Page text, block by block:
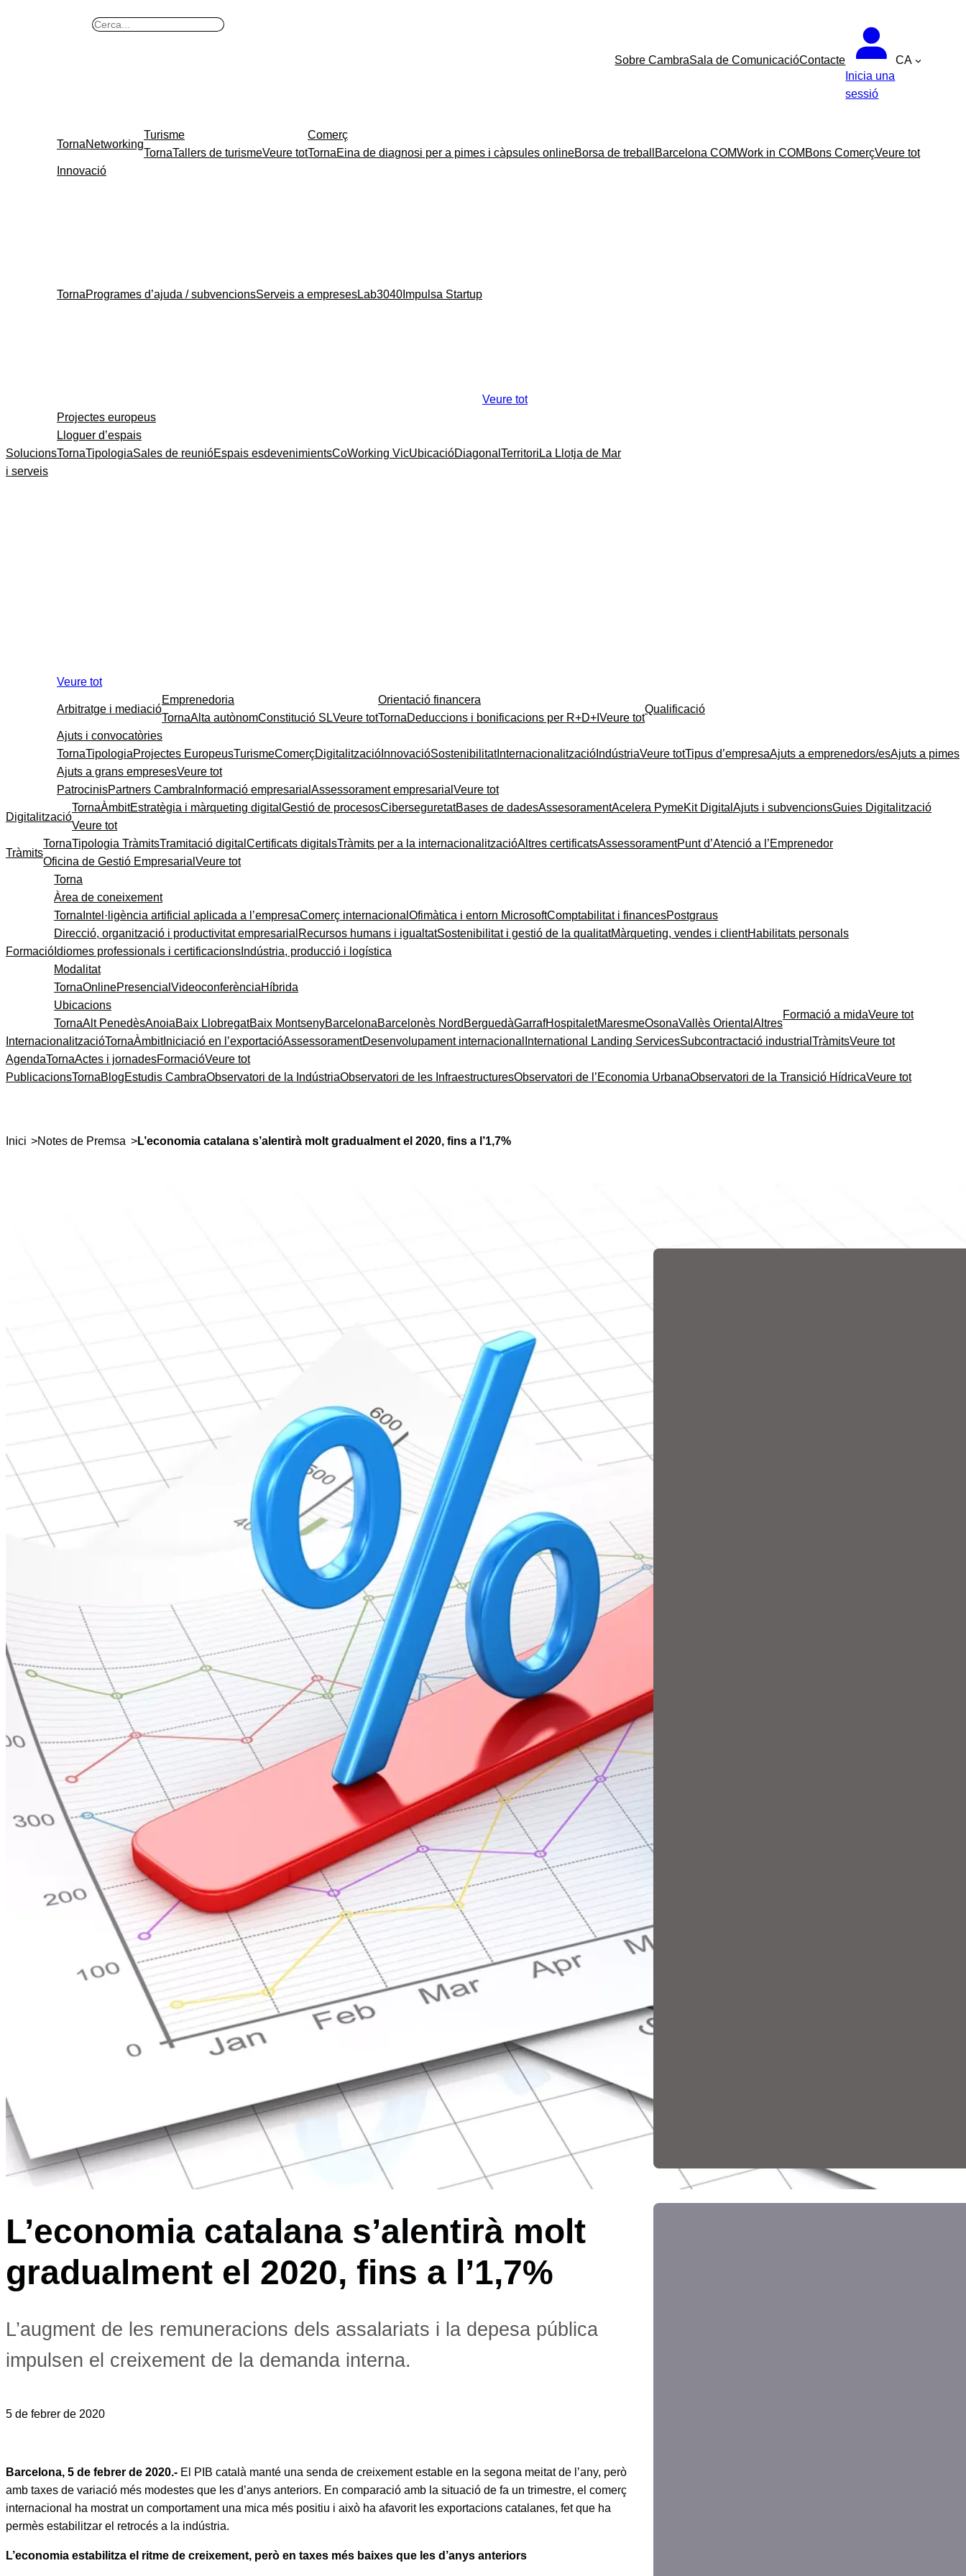
B
Sobre CambraSala de ComunicacióContacte
Inicia una
sessió
CA
Solucions
i serveis
TornaNetworking
Turisme
TornaTallers de turismeVeure tot
Comerç
TornaEina de diagnosi per a pimes i càpsules onlineBorsa de treball Barcelona COMWork in COM Bons ComerçVeure tot
Innovació
TornaProgrames d’ajuda / subvencionsServeis a empresesLab3040 Impulsa Startup
Veure tot
Projectes europeus
Lloguer d’espais
TornaTipologiaSales de reunióEspais esdevenimientsCoWorking VicUbicacióDiagonal TerritoriLa Llotja de Mar
Veure tot
Arbitratge i mediació
Emprenedoria
TornaAlta autònomConstitució SLVeure tot
Orientació financera
TornaDeduccions i bonificacions per R+D+I Veure tot
Qualificació
Ajuts i convocatòries
TornaTipologiaProjectes EuropeusTurismeComerçDigitalització InnovacióSostenibilitatInternacionalització IndústriaVeure totTipus d’empresaAjuts a emprenedors/esAjuts a pimes
Ajuts a grans empresesVeure tot
PatrocinisPartners Cambra Informació empresarial Assessorament empresarial Veure tot
Digitalització
TornaÀmbitEstratègia i màrqueting digital Gestió de procesosCiberseguretatBases de dadesAssesoramentAcelera PymeKit Digital Ajuts i subvencionsGuies Digitalització
Veure tot
Tràmits
TornaTipologia TràmitsTramitació digital Certificats digitalsTràmits per a la internacionalitzacióAltres certificatsAssessoramentPunt d’Atenció a l’Emprenedor
Oficina de Gestió Empresarial Veure tot
Formació
Torna
Àrea de coneixement
Torna Intel·ligència artificial aplicada a l’empresaComerç internacional Ofimàtica i entorn MicrosoftComptabilitat i financesPostgraus
Direcció, organització i productivitat empresarial Recursos humans i igualtatSostenibilitat i gestió de la qualitatMàrqueting, vendes i clientHabilitats personals
Idiomes professionals i certificacions Indústria, producció i logística
Modalitat
TornaOnlinePresencial VideoconferènciaHíbrida
Ubicacions
TornaAlt PenedèsAnoiaBaix LlobregatBaix MontsenyBarcelonaBarcelonès Nord BerguedàGarrafHospitaletMaresmeOsonaVallès Oriental Altres
Formació a midaVeure tot
InternacionalitzacióTornaÀmbitIniciació en l’exportacióAssessoramentDesenvolupament internacional International Landing ServicesSubcontractació industrial TràmitsVeure tot
AgendaTornaActes i jornadesFormacióVeure tot
PublicacionsTornaBlogEstudis CambraObservatori de la IndústriaObservatori de les InfraestructuresObservatori de l’Economia UrbanaObservatori de la Transició HídricaVeure tot
Inici >Notes de Premsa >L’economia catalana s’alentirà molt gradualment el 2020, fins a l’1,7%
L’economia catalana s’alentirà molt
gradualment el 2020, fins a l’1,7%
L’augment de les remuneracions dels assalariats i la depesa pública
impulsen el creixement de la demanda interna.
5 de febrer de 2020
Barcelona, 5 de febrer de 2020.- El PIB català manté una senda de creixement estable en la segona meitat de l’any, però
amb taxes de variació més modestes que les d’anys anteriors. En comparació amb la situació de fa un trimestre, el comerç
internacional ha mostrat un comportament una mica més positiu i això ha afavorit les exportacions catalanes, fet que ha
permès estabilitzar el retrocés a la indústria.
L’economia estabilitza el ritme de creixement, però en taxes més baixes que les d’anys anteriors